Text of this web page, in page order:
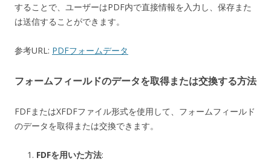
することで、ユーザーはPDF内で直接情報を入力し、保存また
は送信することができます。
参考URL: PDFフォームデータ
フォームフィールドのデータを取得または交換する方法
FDFまたはXFDFファイル形式を使用して、フォームフィールド
のデータを取得または交換できます。
FDFを用いた方法: